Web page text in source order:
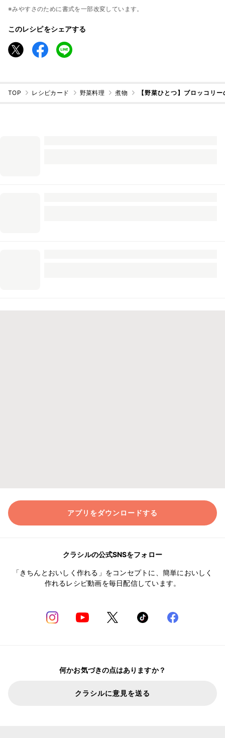
※みやすさのために書式を一部改変しています。
このレシピをシェアする
TOP レシピカード 野菜料理 煮物 【野菜ひとつ】ブロッコリ
アプリをダウンロードする
クラシルの公式SNSをフォロー
「きちんとおいしく作れる」をコンセプトに、簡単においしく
作れるレシピ動画を毎日配信しています。
何かお気づきの点はありますか？
クラシルに意見を送る